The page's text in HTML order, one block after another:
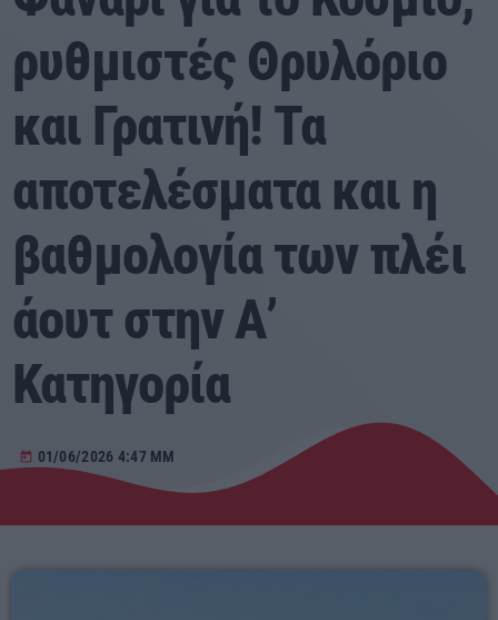
Ειδήσεις
Τοπικά Νέα
Αθλητικά
Αγροτικά
Τραγούδια της Θράκης
Προσεχείς
ERKO.GR
08:00 - 10:00
ρυθμιστές Θρυλόριο
και Γρατινή! Τα
αποτελέσματα και η
βαθμολογία των πλέι
άουτ στην Α’
Κατηγορία
today 01/06/2026 4:47 ΜΜ